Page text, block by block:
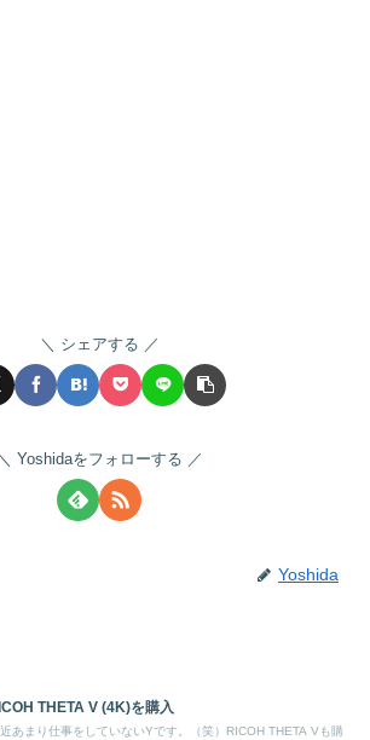
シェアする
Yoshidaをフォローする
Yoshida
THETA V (4K)を購入
あまり仕事をしていないYです。（笑）RICOH THETA Vも購